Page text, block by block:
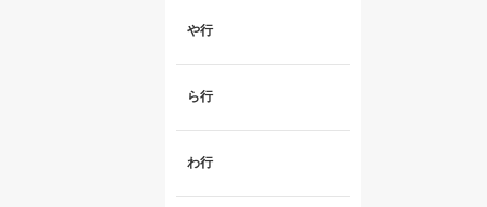
や行
ら行
わ行